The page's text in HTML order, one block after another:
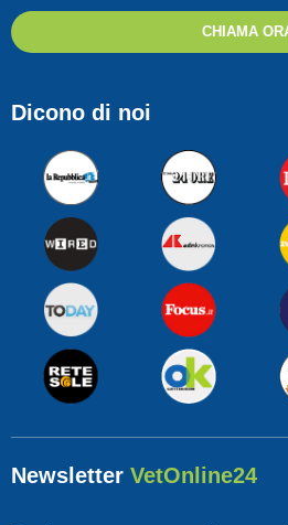
CHIAMA
Dicono di noi
Newsletter VetOnline24